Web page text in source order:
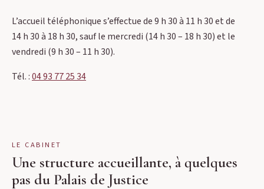
L’accueil téléphonique s’effectue de 9 h 30 à 11 h 30 et de
14 h 30 à 18 h 30, sauf le mercredi (14 h 30 – 18 h 30) et le
vendredi (9 h 30 – 11 h 30).
Tél. :04 93 77 25 34
LE CABINET
Une structure accueillante, à quelques
pas du Palais de Justice